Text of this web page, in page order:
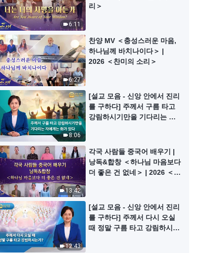
12:07
매일의 하나님 말씀 ― 하나님 알아
가기 | 발췌문 31
11:48
매일의 하나님 말씀 ― 하나님 알아
가기 | 발췌문 32
9:43
매일의 하나님 말씀 ― 하나님 알아
가기 | 발췌문 33
10:46
매일의 하나님 말씀 ― 하나님 알아
가기 | 발췌문 34
10:33
매일의 하나님 말씀 ― 하나님 알아
가기 | 발췌문 35
6:11
리＞
6:27
찬양 MV ＜충성스러운 마음,
하나님께 바치나이다＞ |
2026 ＜찬미의 소리＞
8:06
[설교 모음 - 신앙 안에서 진리
를 구하다] 주께서 구름 타고
강림하시기만을 기다리는 자
13:42
각국 사람들 중국어 배우기 |
낭독&합창 ＜하나님 마음보다
더 좋은 건 없네＞ | 2026 ＜찬
12:43
[설교 모음 - 신앙 안에서 진리
를 구하다] 주께서 다시 오실
때 정말 구름 타고 강림하시는